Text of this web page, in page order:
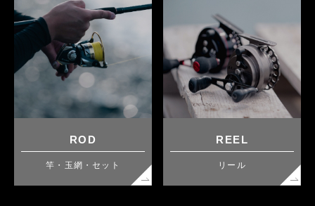
ROD
竿・玉網・セット
REEL
リール